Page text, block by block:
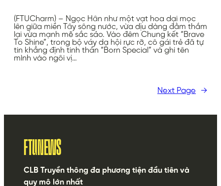
(FTUCharm) – Ngọc Hân như một vạt hoa dại mọc
lên giữa miền Tây sông nước, vừa dịu dàng đằm thắm
lại vừa mạnh mẽ sắc sảo. Vào đêm Chung kết “Brave
To Shine”, trong bộ váy dạ hội rực rỡ, cô gái trẻ đã tự
tin khẳng định tinh thần “Born Special” và ghi tên
mình vào ngôi vị…
Next Page →
FTUNEWS
CLB Truyền thông đa phương tiện đầu tiên và
quy mô lớn nhất